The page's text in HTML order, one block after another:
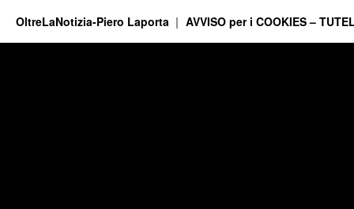
OltreLaNotizia-Piero Laporta AVVISO per i COOKIES –